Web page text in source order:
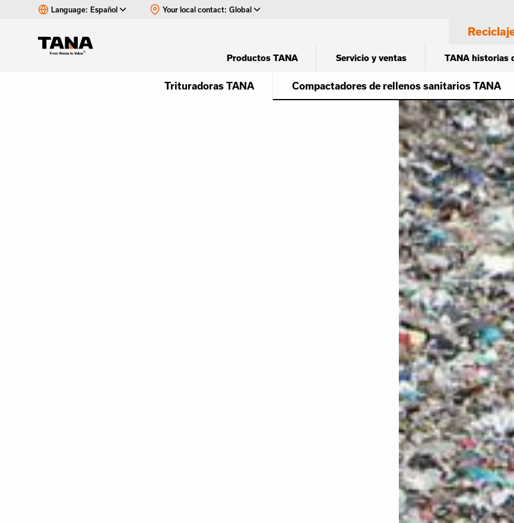
Language: Español Your local contact: Global
Productos TANA Servicio y ventas TANA historias
Trituradoras TANA Compactadores de rellenos sanitarios TANA